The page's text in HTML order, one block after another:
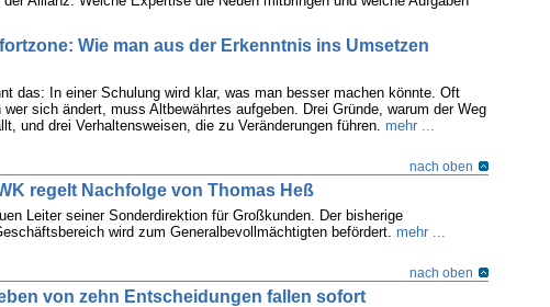
Wie man aus der Erkenntnis ins Umsetzen
das: In einer Schulung wird klar, was man besser machen könnte. Oft
sich ändert, muss Altbewährtes aufgeben. Drei Gründe, warum der Weg
und drei Verhaltensweisen, die zu Veränderungen führen. mehr ...
nach oben
regelt Nachfolge von Thomas Heß
Leiter seiner Sonderdirektion für Großkunden. Der bisherige
wird zum Generalbevollmächtigten befördert. mehr ...
nach oben
von zehn Entscheidungen fallen sofort